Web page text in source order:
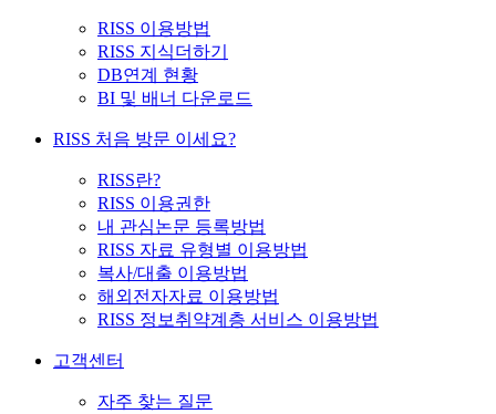
RISS 이용방법
RISS 지식더하기
DB연계 현황
BI 및 배너 다운로드
RISS 처음 방문 이세요?
RISS란?
RISS 이용권한
내 관심논문 등록방법
RISS 자료 유형별 이용방법
복사/대출 이용방법
해외전자자료 이용방법
RISS 정보취약계층 서비스 이용방법
고객센터
자주 찾는 질문